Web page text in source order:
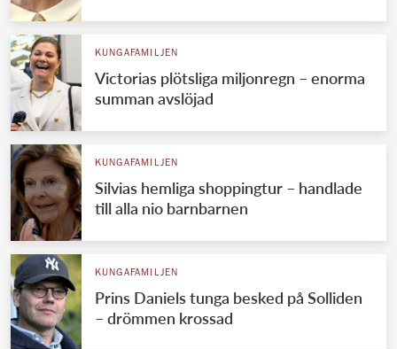
KUNGAFAMILJEN
Victorias plötsliga miljonregn – enorma
summan avslöjad
KUNGAFAMILJEN
Silvias hemliga shoppingtur – handlade
till alla nio barnbarnen
KUNGAFAMILJEN
Prins Daniels tunga besked på Solliden
– drömmen krossad